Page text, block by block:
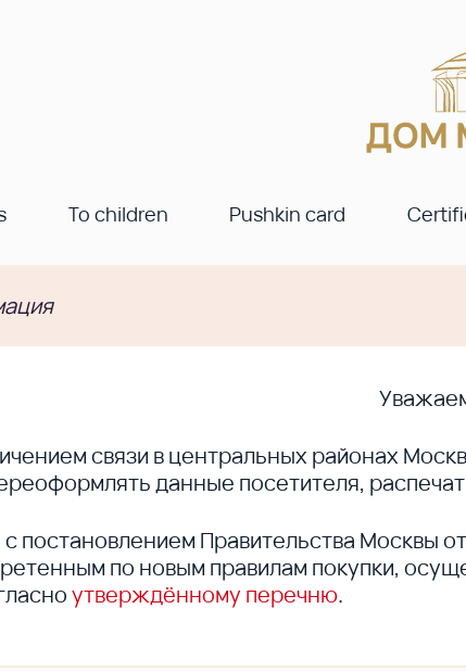
To children Pushkin card
связи в центральных районах
данные посетителя,
с постановлением Правительства Москвы
по новым правилам покупки,
утверждённому перечню.